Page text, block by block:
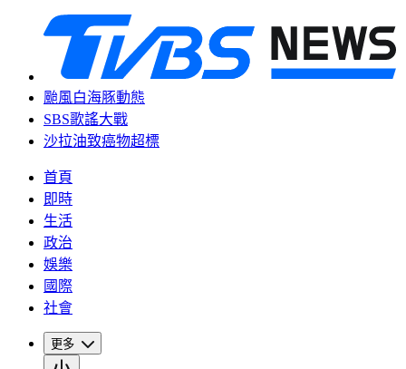
颱風白海豚動態
SBS歌謠大戰
沙拉油致癌物超標
首頁
即時
生活
政治
娛樂
國際
社會
更多